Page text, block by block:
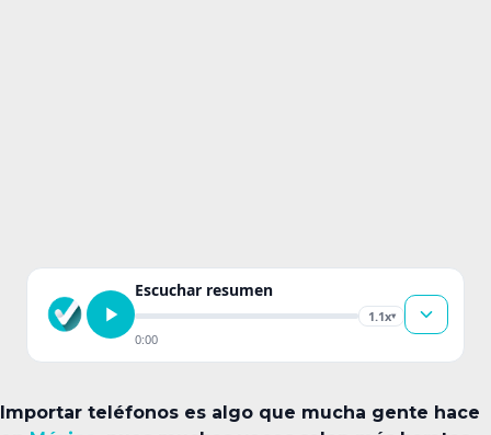
Escuchar resumen
1.1x▾
0:00
Importar teléfonos es algo que mucha gente hace